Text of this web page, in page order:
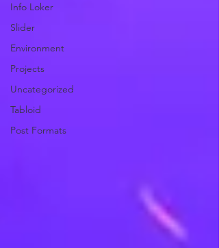
Info Loker
Slider
Environment
Projects
Uncategorized
Tabloid
Post Formats